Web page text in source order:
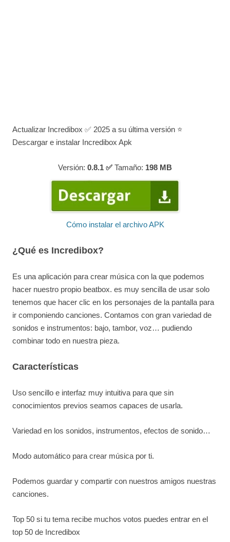
Actualizar Incredibox ✅ 2025 a su última versión ⭐
Descargar e instalar Incredibox Apk
Versión: 0.8.1 ✅ Tamaño: 198 MB
Cómo instalar el archivo APK
¿Qué es Incredibox?
Es una aplicación para crear música con la que podemos
hacer nuestro propio beatbox. es muy sencilla de usar solo
tenemos que hacer clic en los personajes de la pantalla para
ir componiendo canciones. Contamos con gran variedad de
sonidos e instrumentos: bajo, tambor, voz… pudiendo
combinar todo en nuestra pieza.
Características
Uso sencillo e interfaz muy intuitiva para que sin
conocimientos previos seamos capaces de usarla.
Variedad en los sonidos, instrumentos, efectos de sonido…
Modo automático para crear música por ti.
Podemos guardar y compartir con nuestros amigos nuestras
canciones.
Top 50 si tu tema recibe muchos votos puedes entrar en el
top 50 de Incredibox